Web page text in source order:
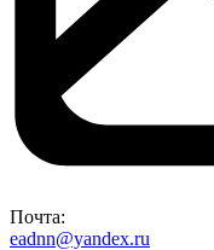
Почта:
eadnn@yandex.ru